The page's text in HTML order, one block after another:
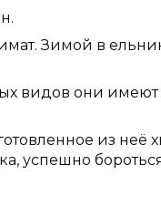
Зимой в
видов они
из неё
успешно